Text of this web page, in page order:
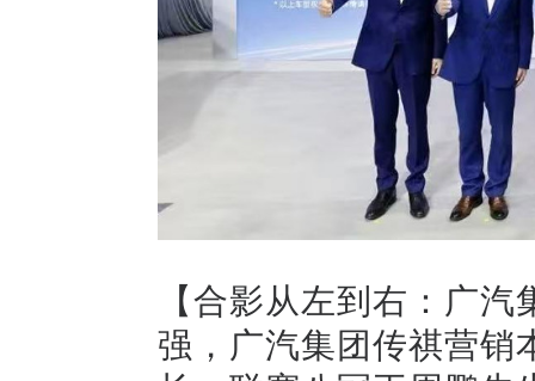
【合影从左到右：广
强，广汽集团传祺营销